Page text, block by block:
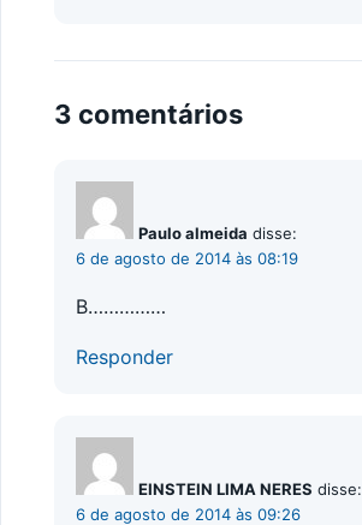
3 comentários
Paulo almeida disse:
6 de agosto de 2014 às 08:19
B……………
Responder
EINSTEIN LIMA NERES disse:
6 de agosto de 2014 às 09:26